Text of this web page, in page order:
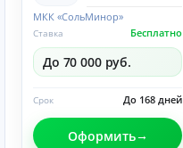
МКК «СольМинор»
Бесплатно
Ставка
До 70 000 руб.
До 168 дней
Срок
Оформить